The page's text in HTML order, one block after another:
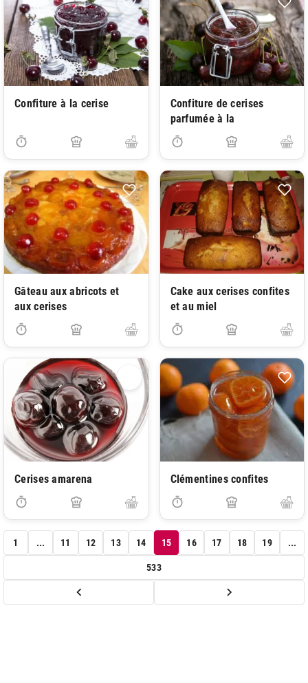
Confiture à la cerise
Confiture de cerises
parfumée à la
Gâteau aux abricots et
aux cerises
Cake aux cerises confites
et au miel
Cerises amarena Clémentines confites
1 ... 11 12 13 14 15 16 17 18 19 ...
533